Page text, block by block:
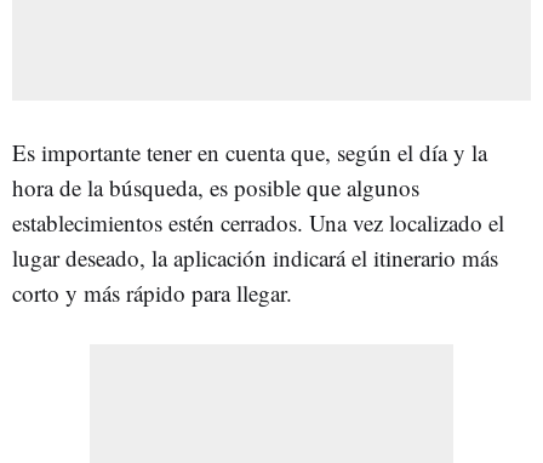
Es importante tener en cuenta que, según el día y la
hora de la búsqueda, es posible que algunos
establecimientos estén cerrados. Una vez localizado el
lugar deseado, la aplicación indicará el itinerario más
corto y más rápido para llegar.